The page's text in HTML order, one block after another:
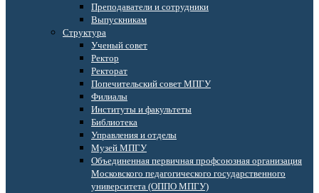
Преподаватели и сотрудники
Выпускникам
Структура
Ученый совет
Ректор
Ректорат
Попечительский совет МПГУ
Филиалы
Институты и факультеты
Библиотека
Управления и отделы
Музей МПГУ
Объединенная первичная профсоюзная организация
Московского педагогического государственного
университета (ОППО МПГУ)